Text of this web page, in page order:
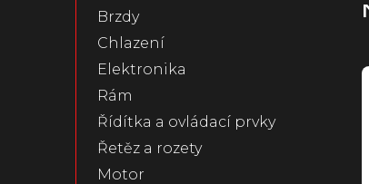
Brzdy
Chlazení
Elektronika
Rám
Řídítka a ovládací prvky
Řetěz a rozety
Motor